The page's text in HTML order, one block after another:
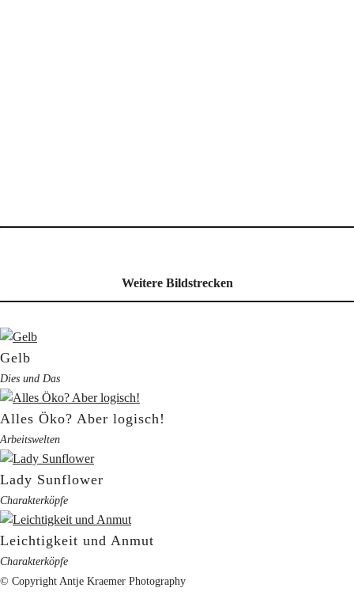
Weitere Bildstrecken
Gelb
Dies und Das
Alles Öko? Aber logisch!
Arbeitswelten
Lady Sunflower
Charakterköpfe
Leichtigkeit und Anmut
Charakterköpfe
© Copyright Antje Kraemer Photography